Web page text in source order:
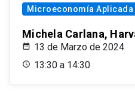
Microeconomía Aplicada
Michela Carlana,
13 de Marzo de 2024
13:30 a 14:30